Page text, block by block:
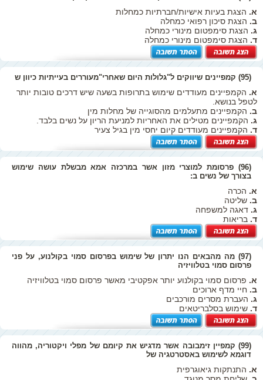
א. הצגת בעיות אישיות/חברתיות כמחלות
ב. הצגת סיכון רפואי כמחלה
ג. הצגת סימפטום מינורי כמחלה
ד. הצגת סימפטום מינורי כמחלה
(95) קמפיינים שיווקים ל"גלולות היום שאחרי"מעוררים בעייתיות כיוון ש
א. הקמפיינים מעודדים שימוש בתרופות בשעה שיש דרכים טובות יותר
לטפל בנושא.
ב. הקמפיינים מתעלמים מהסוגייה של מחלות מין
ג. הקמפיינים מטילים את האחריות למניעת הריון על נשים בלבד.
ד. הקמפיינים מעודדים קיום יחסי מין בגיל צעיר
(96) פרסומת למוצרי מזון אשר במרכזה אמא מבשלת עושה שימוש
בצורך של נשים ב:
א. הכרה
ב. שליטה
ג. דאגה למשפחה
ד. בריאות
(97) מה מהבאים הנו יתרון של שימוש בפרסום סמוי בקולנוע, על פני
פרסום סמוי בטלוויזיה
א. פרסום סמוי בקולנוע יותר אפקטיבי מאשר פרסום סמוי בטלוויזיה
ב. חיי מדף ארוכים
ג. העברת מסרים מורכבים
ד. שימוש בסלבריטאים
(99) קמפיין זימבובה אשר מדגיש את קיומם של מפלי ויקטוריה, מהווה
דוגמא לשימוש באסטרטגיה של
א. התנתקות גיאוגרפית